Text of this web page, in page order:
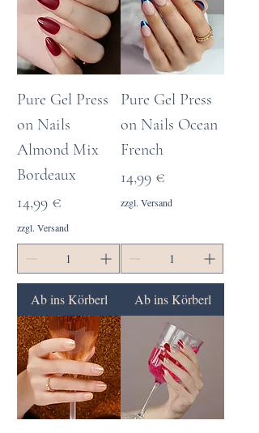
Pure Gel Press
on Nails
Almond Mix
Bordeaux
Preis
14,99 €
zzgl. Versand
Ab ins Körberl
Pure Gel Press
on Nails Ocean
French
Preis
14,99 €
zzgl. Versand
Ab ins Körberl